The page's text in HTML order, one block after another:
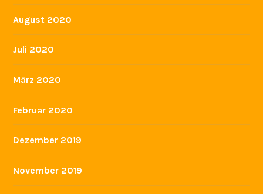
August 2020
Juli 2020
März 2020
Februar 2020
Dezember 2019
November 2019